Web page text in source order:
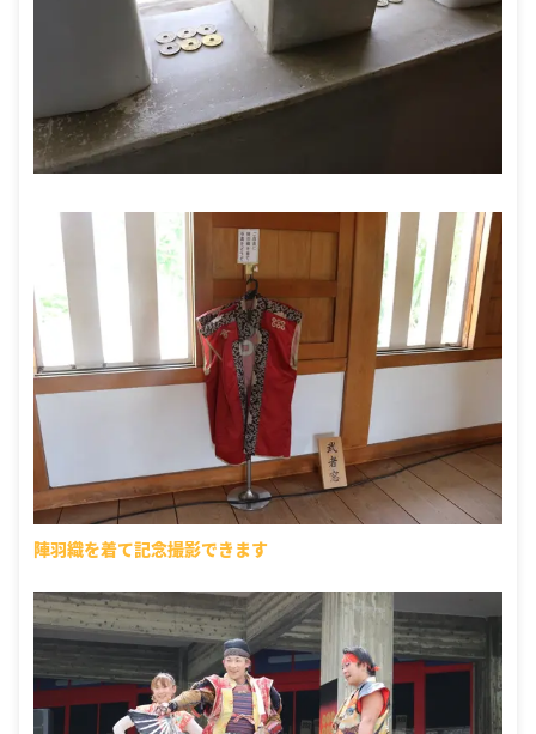
陣羽織を着て記念撮影できます